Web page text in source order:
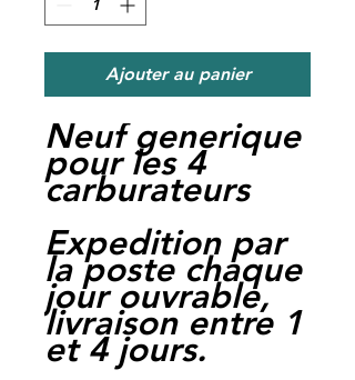
Ajouter au panier
Neuf generique
pour les 4
carburateurs
Expedition par
la poste chaque
jour ouvrable,
livraison entre 1
et 4 jours.